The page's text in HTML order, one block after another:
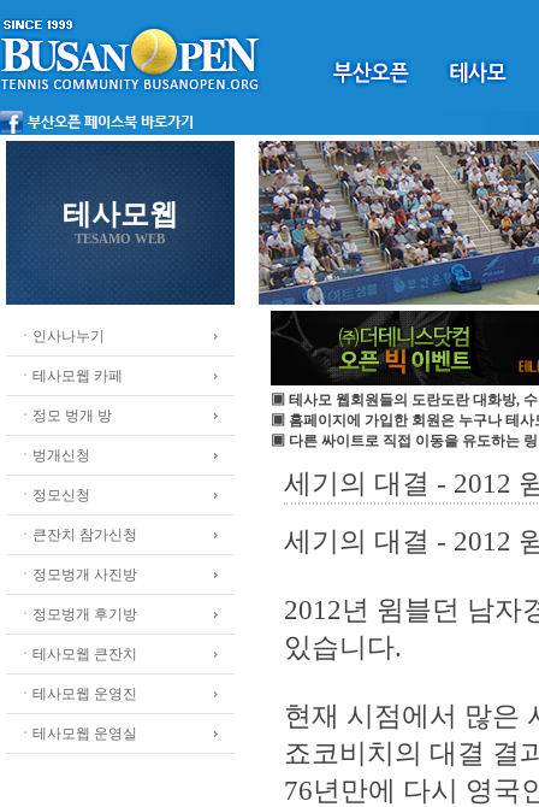
테사모웹
TESAMO WEB
ㆍ인사나누기
ㆍ테사모웹 카페
ㆍ정모 벙개 방
ㆍ벙개신청
ㆍ정모신청
ㆍ큰잔치 참가신청
ㆍ정모벙개 사진방
ㆍ정모벙개 후기방
ㆍ테사모웹 큰잔치
ㆍ테사모웹 운영진
ㆍ테사모웹 운영실
▣ 테사모 웹회원들의 도란도란 대화방,
▣ 홈페이지에 가입한 회원은 누구나 테사
▣ 다른 싸이트로 직접 이동을 유도하는
세기의 대결 - 2012
세기의 대결 - 2012
2012년 윔블던 남자
있습니다.
현재 시점에서 많은
죠코비치의 대결 결
76년만에 다시 영국